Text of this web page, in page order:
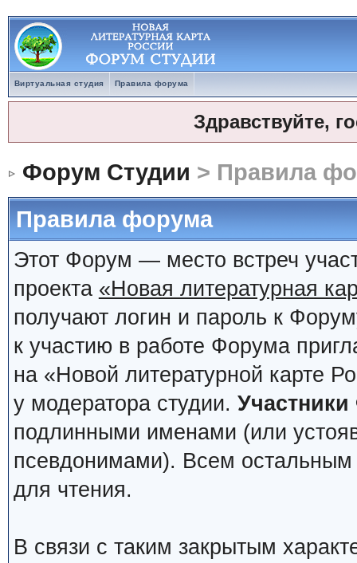
Виртуальная студия Правила форума
Здравствуйте,
Форум Студии > Правила
Правила форума
Этот Форум — место встреч
проекта «Новая литературная
получают логин и пароль к
к участию в работе Форума
на «Новой литературной карте
у модератора студии.
подлинными именами (или
псевдонимами). Всем остальным
для чтения.
В связи с таким закрытым